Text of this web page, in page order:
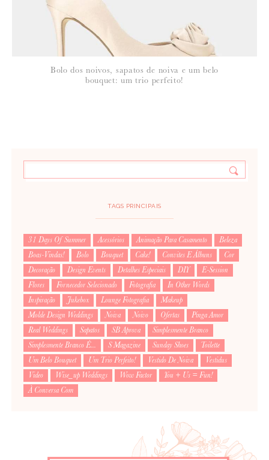
Bolo dos noivos, sapatos de noiva e um belo
bouquet: um trio perfeito!
TAGS PRINCIPAIS
31 Days Of Summer Acessórios Animação Para Casamento
Beleza
Boas-Vindas!
Bolo Bouquet Cake! Convites E Álbuns
Cor
Decoração
Design Events Detalhes Especiais DIY
E-Session
Flores
Fornecedor Selecionado Fotografia
In Other Words
Inspiração
Jukebox Lounge Fotografia
Makeup
Molde Design Weddings
Noiva Noivo Ofertas
Pinga Amor
Real Weddings
Sapatos SB Aprova
Simplesmente Branco
Simplesmente Branco É...
S Magazine Sunday Shoes
Toilette
Um Belo Bouquet
Um Trio Perfeito! Vestido De Noiva
Vestidus
Video
Wise_up Weddings Wow Factor
You + Us = Fun!
À Conversa Com